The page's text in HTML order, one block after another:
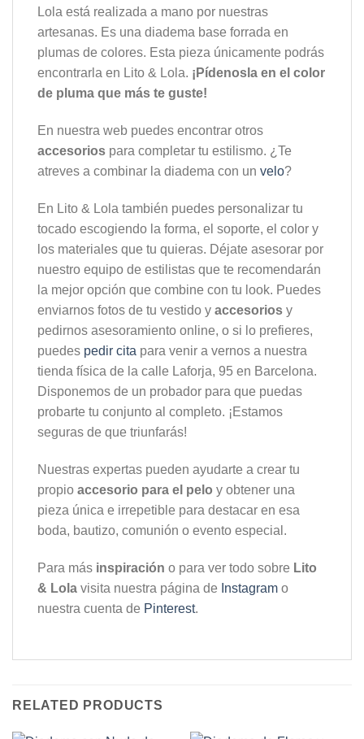
Lola está realizada a mano por nuestras
artesanas. Es una diadema base forrada en
plumas de colores. Esta pieza únicamente podrás
encontrarla en Lito & Lola. ¡Pídenosla en el color
de pluma que más te guste!
En nuestra web puedes encontrar otros
accesorios para completar tu estilismo. ¿Te
atreves a combinar la diadema con un velo?
En Lito & Lola también puedes personalizar tu
tocado escogiendo la forma, el soporte, el color y
los materiales que tu quieras. Déjate asesorar por
nuestro equipo de estilistas que te recomendarán
la mejor opción que combine con tu look. Puedes
enviarnos fotos de tu vestido y accesorios y
pedirnos asesoramiento online, o si lo prefieres,
puedes pedir cita para venir a vernos a nuestra
tienda física de la calle Laforja, 95 en Barcelona.
Disponemos de un probador para que puedas
probarte tu conjunto al completo. ¡Estamos
seguras de que triunfarás!
Nuestras expertas pueden ayudarte a crear tu
propio accesorio para el pelo y obtener una
pieza única e irrepetible para destacar en esa
boda, bautizo, comunión o evento especial.
Para más inspiración o para ver todo sobre Lito
& Lola visita nuestra página de Instagram o
nuestra cuenta de Pinterest.
RELATED PRODUCTS